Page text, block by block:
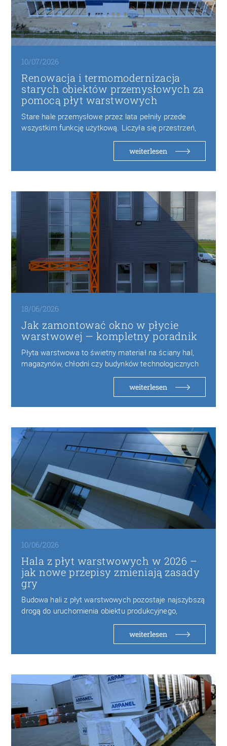
10/07/2026
Renowacja i termomodernizacja
starych obiektów przemysłowych za
pomocą płyt warstwowych
Stare hale przemysłowe przez lata pełniły przede
wszystkim funkcję użytkową. Liczyła się przestrzeń,
weiterlesen
18/06/2026
Jak zamontować okno w płycie
warstwowej — kompletny poradnik
Płyta warstwowa to świetny materiał na ściany hal,
magazynów, chłodni czy budynków technologicznych
weiterlesen
10/06/2026
Hala z płyt warstwowych w 2026 –
jak nowe przepisy zmieniają zasady
gry
Budowa hali z płyt warstwowych pozostaje najszybszą
drogą do uruchomienia obiektu produkcyjnego,
magazynowego czy logistycznego…
weiterlesen